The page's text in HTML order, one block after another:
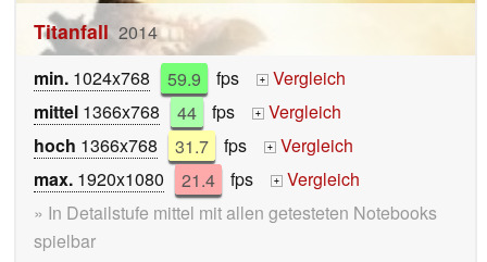
Titanfall 2014
min. 1024x768 59.9 fps +
Vergleich
mittel 1366x768 44 fps +
Vergleich
hoch 1366x768 31.7 fps +
Vergleich
max. 1920x1080 21.4 fps +
Vergleich
» In Detailstufe mittel mit allen getesteten Notebooks
spielbar